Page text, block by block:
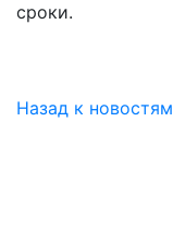
сроки.
Назад к новостям